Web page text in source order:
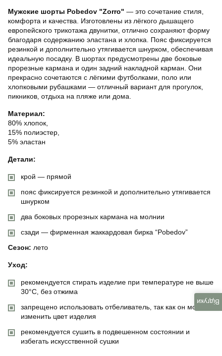
Мужские шорты Pobedov "Zorro" — это сочетание стиля,
комфорта и качества. Изготовлены из лёгкого дышащего
европейского трикотажа двунитки, отлично сохраняют форму
благодаря содержанию эластана и хлопка. Пояс фиксируется
резинкой и дополнительно утягивается шнурком, обеспечивая
идеальную посадку. В шортах предусмотрены две боковые
прорезные кармана и один задний накладной карман. Они
прекрасно сочетаются с лёгкими футболками, поло или
хлопковыми рубашками — отличный вариант для прогулок,
пикников, отдыха на пляже или дома.
Материал:
80% хлопок,
15% полиэстер,
5% эластан
Детали:
крой — прямой
пояс фиксируется резинкой и дополнительно утягивается
шнурком
два боковых прорезных кармана на молнии
сзади — фирменная жаккардовая бирка “Pobedov”
Сезон: лето
Уход:
рекомендуется стирать изделие при температуре не выше
30°C, без отжима
запрещено использовать отбеливатель, так как он может
изменить цвет изделия
рекомендуется сушить в подвешенном состоянии и
избегать искусственной сушки
Відгуки